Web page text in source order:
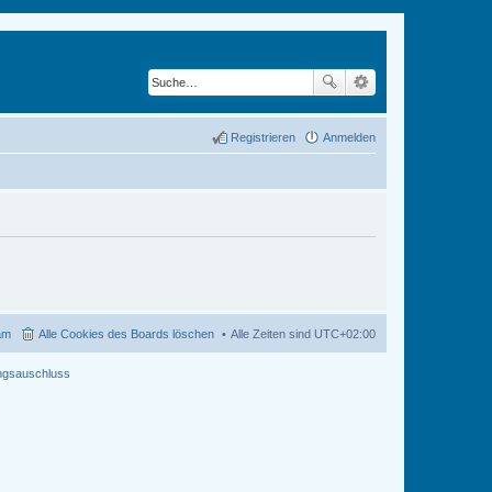
Anmelden
Registrieren
Alle Zeiten sind UTC+02:00
Alle Cookies des Boards löschen